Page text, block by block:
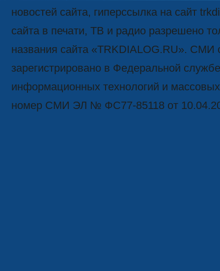
новостей сайта, гиперссылка на сайт
сайта в печати, ТВ и радио разрешено
названия сайта «TRKDIALOG.RU». СМИ
зарегистрировано в Федеральной
информационных технологий и
номер СМИ ЭЛ № ФС77-85118 от